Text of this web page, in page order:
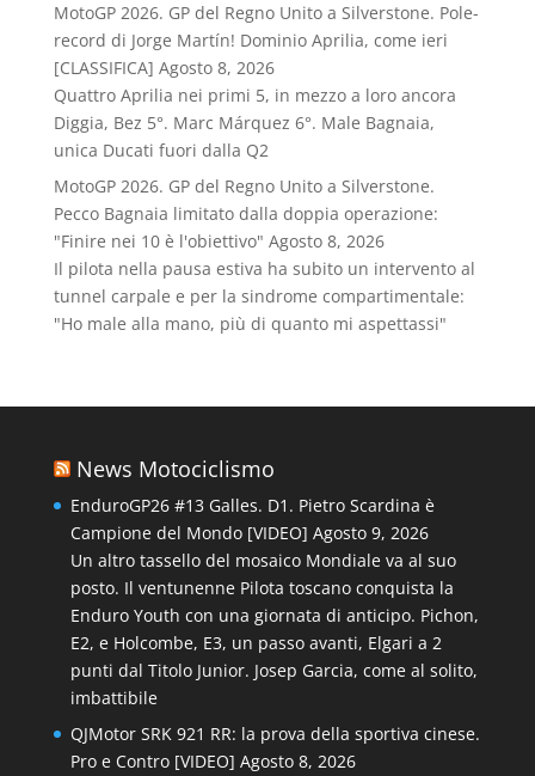
MotoGP 2026. GP del Regno Unito a Silverstone. Pole-
record di Jorge Martín! Dominio Aprilia, come ieri
[CLASSIFICA] Agosto 8, 2026
Quattro Aprilia nei primi 5, in mezzo a loro ancora
Diggia, Bez 5°. Marc Márquez 6°. Male Bagnaia,
unica Ducati fuori dalla Q2
MotoGP 2026. GP del Regno Unito a Silverstone.
Pecco Bagnaia limitato dalla doppia operazione:
"Finire nei 10 è l'obiettivo" Agosto 8, 2026
Il pilota nella pausa estiva ha subito un intervento al
tunnel carpale e per la sindrome compartimentale:
"Ho male alla mano, più di quanto mi aspettassi"
News Motociclismo
EnduroGP26 #13 Galles. D1. Pietro Scardina è
Campione del Mondo [VIDEO] Agosto 9, 2026
Un altro tassello del mosaico Mondiale va al suo
posto. Il ventunenne Pilota toscano conquista la
Enduro Youth con una giornata di anticipo. Pichon,
E2, e Holcombe, E3, un passo avanti, Elgari a 2
punti dal Titolo Junior. Josep Garcia, come al solito,
imbattibile
QJMotor SRK 921 RR: la prova della sportiva cinese.
Pro e Contro [VIDEO] Agosto 8, 2026